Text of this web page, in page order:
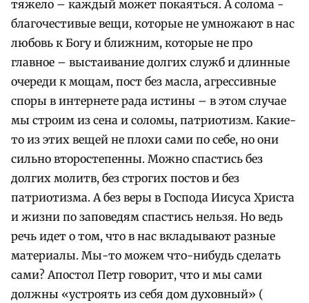
тяжело – каждый может покаяться. А солома -
благочестивые вещи, которые не умножают в нас
любовь к Богу и ближним, которые не про
главное – выстаивание долгих служб и длинные
очереди к мощам, пост без масла, агрессивные
споры в интернете рада истины – в этом случае
мы строим из сена и соломы, патриотизм. Какие-
то из этих вещей не плохи сами по себе, но они
сильно второстепенны. Можно спастись без
долгих молитв, без строгих постов и без
патриотизма. А без веры в Господа Иисуса Христа
и жизни по заповедям спастись нельзя. Но ведь
речь идет о том, что в нас вкладывают разные
материалы. Мы-то можем что-нибудь сделать
сами? Апостол Петр говорит, что и мы сами
должны «устроять из себя дом духовный» (